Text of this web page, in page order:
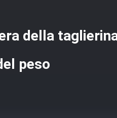
della
peso